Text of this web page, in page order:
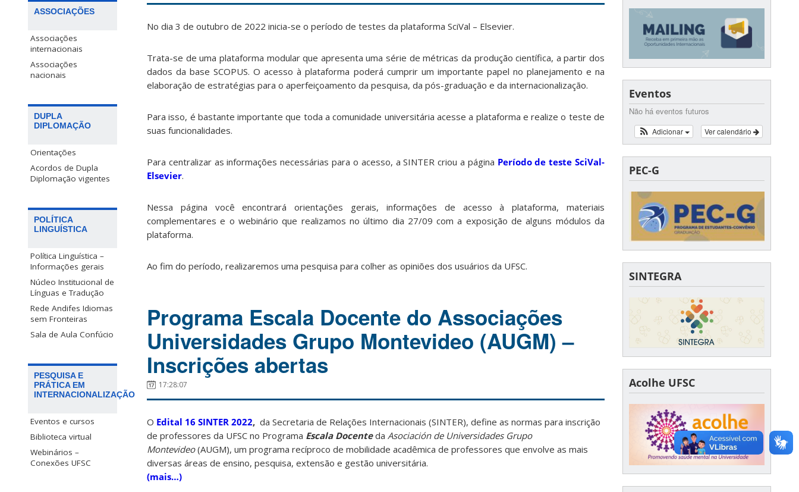
ASSOCIAÇÕES
Associações
internacionais
Associações
nacionais
DUPLA
DIPLOMAÇÃO
Orientações
Acordos de Dupla
Diplomação vigentes
POLÍTICA
LINGUÍSTICA
Política Linguística –
Informações gerais
Núcleo Institucional de
Línguas e Tradução
Rede Andifes Idiomas
sem Fronteiras
Sala de Aula Confúcio
PESQUISA E
PRÁTICA EM
INTERNACIONALIZAÇÃO
Eventos e cursos
Biblioteca virtual
Webinários –
Conexões UFSC
No dia 3 de outubro de 2022 inicia-se o período de testes da plataforma SciVal – Elsevier.
Trata-se de uma plataforma modular que apresenta uma série de métricas da produção científica, a partir dos
dados da base SCOPUS. O acesso à plataforma poderá cumprir um importante papel no planejamento e na
elaboração de estratégias para o aperfeiçoamento da pesquisa, da pós-graduação e da internacionalização.
Para isso, é bastante importante que toda a comunidade universitária acesse a plataforma e realize o teste de
suas funcionalidades.
Para centralizar as informações necessárias para o acesso, a SINTER criou a página Período de teste SciVal-
Elsevier.
Nessa página você encontrará orientações gerais, informações de acesso à plataforma, materiais
complementares e o webinário que realizamos no último dia 27/09 com a exposição de alguns módulos da
plataforma.
Ao fim do período, realizaremos uma pesquisa para colher as opiniões dos usuários da UFSC.
Programa Escala Docente do Associações
Universidades Grupo Montevideo (AUGM) –
Inscrições abertas
17:28:07
O Edital 16 SINTER 2022, da Secretaria de Relações Internacionais (SINTER), define as normas para inscrição
de professores da UFSC no Programa Escala Docenteda Asociación de Universidades Grupo
Montevideo(AUGM), um programa recíproco de mobilidade acadêmica de professores que envolve as mais
diversas áreas de ensino, pesquisa, extensão e gestão universitária.
(mais…)
Eventos
Não há eventos futuros
Ver calendário
Adicionar
PEC-G
SINTEGRA
Acolhe UFSC